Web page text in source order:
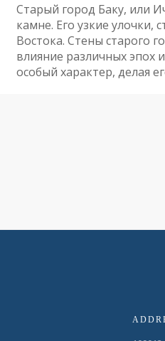
Старый город Баку, или
камне. Его узкие улочки,
Востока. Стены старого
влияние различных эпох
особый характер, делая